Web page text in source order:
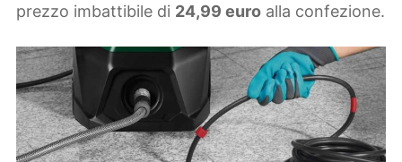
prezzo imbattibile di 24,99 euro alla confezione.